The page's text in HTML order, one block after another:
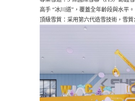
高手 “冰川道”，覆蓋全年齡段與水平。
頂級雪質：采用第六代造雪技術，雪